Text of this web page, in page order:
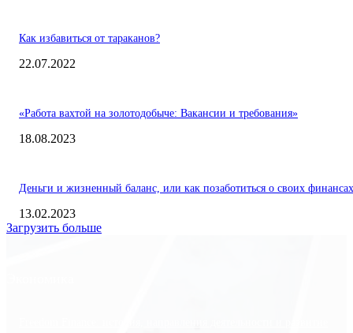
Как избавиться от тараканов?
22.07.2022
«Работа вахтой на золотодобыче: Вакансии и требования»
18.08.2023
Деньги и жизненный баланс, или как позаботиться о своих финансах
13.02.2023
Загрузить больше